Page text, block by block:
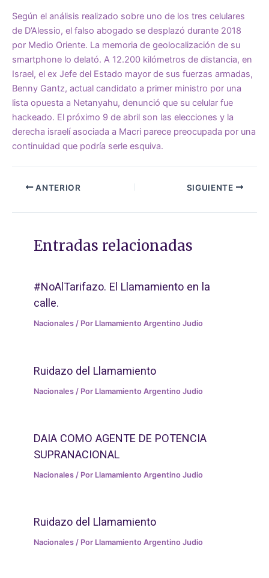
Según el análisis realizado sobre uno de los tres celulares
de D’Alessio, el falso abogado se desplazó durante 2018
por Medio Oriente. La memoria de geolocalización de su
smartphone lo delató. A 12.200 kilómetros de distancia, en
Israel, el ex Jefe del Estado mayor de sus fuerzas armadas,
Benny Gantz, actual candidato a primer ministro por una
lista opuesta a Netanyahu, denunció que su celular fue
hackeado. El próximo 9 de abril son las elecciones y la
derecha israelí asociada a Macri parece preocupada por una
continuidad que podría serle esquiva.
ANTERIOR SIGUIENTE
Entradas relacionadas
#NoAlTarifazo. El Llamamiento en la
calle.
Nacionales / Por Llamamiento Argentino Judio
Ruidazo del Llamamiento
Nacionales / Por Llamamiento Argentino Judio
DAIA COMO AGENTE DE POTENCIA
SUPRANACIONAL
Nacionales / Por Llamamiento Argentino Judio
Ruidazo del Llamamiento
Nacionales / Por Llamamiento Argentino Judio